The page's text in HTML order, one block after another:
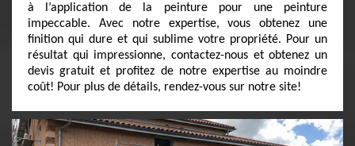
à l’application de la peinture pour une peinture
impeccable. Avec notre expertise, vous obtenez une
finition qui dure et qui sublime votre propriété. Pour un
résultat qui impressionne, contactez-nous et obtenez un
devis gratuit et profitez de notre expertise au moindre
coût! Pour plus de détails, rendez-vous sur notre site!